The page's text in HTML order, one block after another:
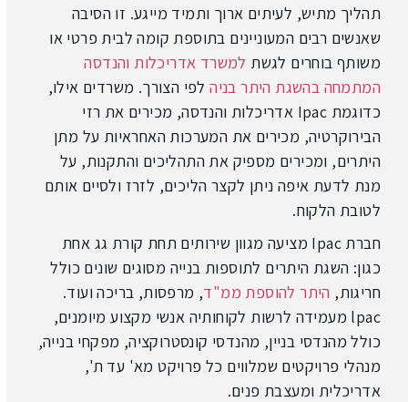
תהליך מתיש, לעיתים ארוך ותמיד מייגע. זו הסיבה
שאנשים רבים המעוניינים בתוספת קומה לבית פרטי או
משותף בוחרים לגשת למשרד אדריכלות והנדסה
המתמחה בהשגת היתר בניהלפי הצורך. משרדים אילו,
כדוגמת Ipac אדריכלות והנדסה, מכירים את רזי
הבירוקרטיה, מכירים את המערכות האחראיות על מתן
היתרים, ומכירים מספיק את התהליכים והתקנות, על
מנת לדעת איפה ניתן לקצר הליכים, לזרז ולסיים אותם
לטובת הלקוח.
חברת Ipac מציעה מגוון שירותים תחת קורת גג אחת
כגון: השגת היתרים לתוספות בנייה מסוגים שונים כולל
חריגות, היתר להוספת ממ"ד, מרפסות, בריכה ועוד.
lpac מעמידה לרשות לקוחותיה אנשי מקצוע מיומנים,
כולל מהנדסי בניין, מהנדסי קונסטרוקציה, מפקחי בנייה,
מנהלי פרויקטים שמלווים כל פרויקט מא' עד ת',
אדריכלית ומעצבת פנים.